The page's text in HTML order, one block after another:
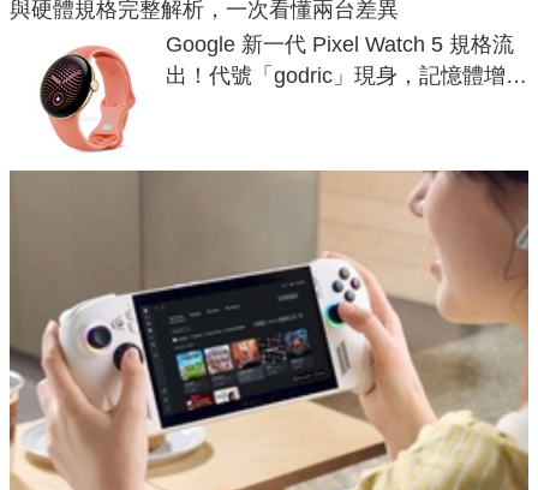
與硬體規格完整解析，一次看懂兩台差異
Google 新一代 Pixel Watch 5 規格流
出！代號「godric」現身，記憶體增強